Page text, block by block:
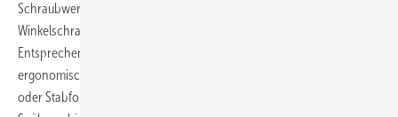
Schraubwerkzeuge stellen mit Klein-, Schlag- und Impuls- sowie
Winkelschraubern eine der vielfältigsten Werkzeugfamilien.
Entsprechend groß sind die Unterschiede hinsichtlich der
ergonomischen Bewertung. So werden Kleinschrauber in Pistolen-
oder Stabform für die Montage vieler Produkte – etwa